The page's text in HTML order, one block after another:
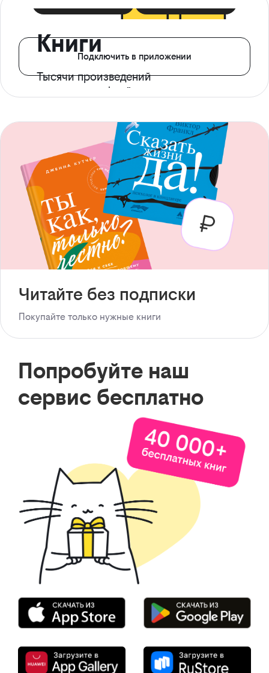
Книги
Тысячи произведений
с доступом офлайн
Подключить в приложении
Читайте без подписки
Покупайте только нужные книги
Попробуйте наш
сервис бесплатно